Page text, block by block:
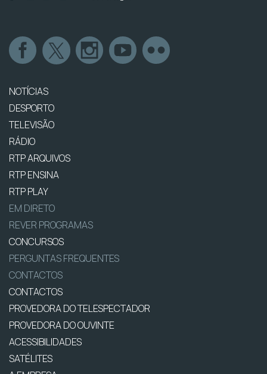
NOTÍCIAS
DESPORTO
TELEVISÃO
RÁDIO
RTP ARQUIVOS
RTP ENSINA
RTP PLAY
EM DIRETO
REVER PROGRAMAS
CONCURSOS
PERGUNTAS FREQUENTES
CONTACTOS
CONTACTOS
PROVEDORA DO TELESPECTADOR
PROVEDORA DO OUVINTE
ACESSIBILIDADES
SATÉLITES